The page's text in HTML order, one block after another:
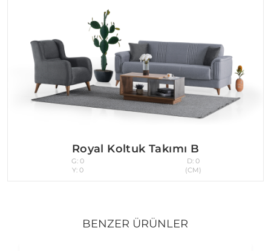
Royal Koltuk Takımı B
G: 0
D: 0
Y: 0
(CM)
BENZER ÜRÜNLER